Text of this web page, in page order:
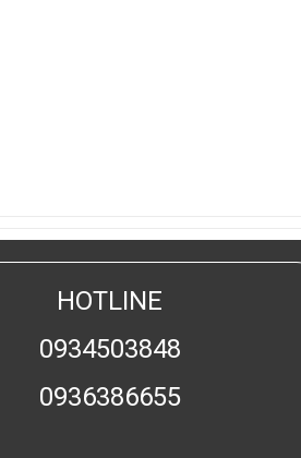
HOTLINE
0934503848
0936386655